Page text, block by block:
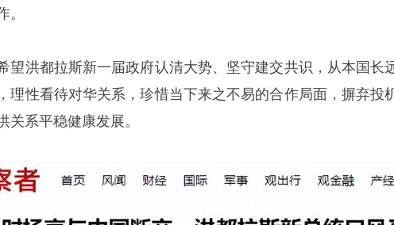
。
望洪都拉斯新一届政府认清大势、坚守建交共识，从本国长
理性看待对华关系，珍惜当下来之不易的合作局面，摒弃投
关系平稳健康发展。